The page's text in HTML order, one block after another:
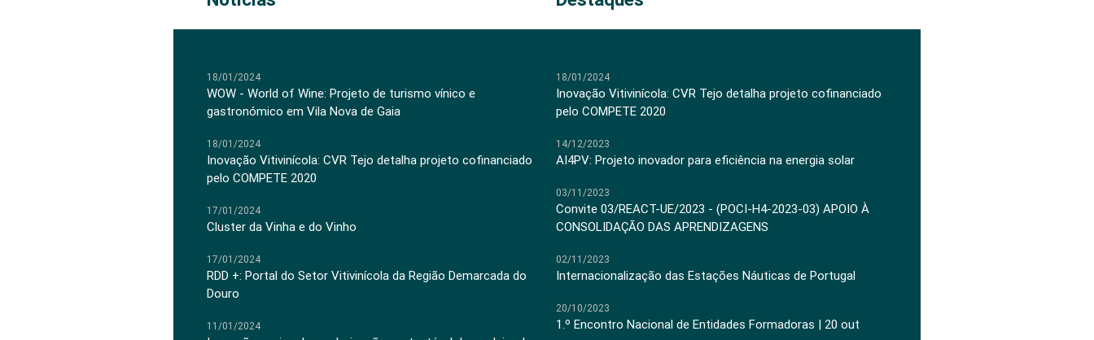
18/01/2024
WOW - World of Wine: Projeto de turismo vínico e
gastronómico em Vila Nova de Gaia
18/01/2024
Inovação Vitivinícola: CVR Tejo detalha projeto cofinanciado
pelo COMPETE 2020
17/01/2024
Cluster da Vinha e do Vinho
17/01/2024
RDD +: Portal do Setor Vitivinícola da Região Demarcada do
Douro
11/01/2024
18/01/2024
Inovação Vitivinícola: CVR Tejo detalha projeto cofinanciado
pelo COMPETE 2020
14/12/2023
AI4PV: Projeto inovador para eficiência na energia solar
03/11/2023
Convite 03/REACT-UE/2023 - (POCI-H4-2023-03) APOIO À
CONSOLIDAÇÃO DAS APRENDIZAGENS
02/11/2023
Internacionalização das Estações Náuticas de Portugal
20/10/2023
1.º Encontro Nacional de Entidades Formadoras | 20 out